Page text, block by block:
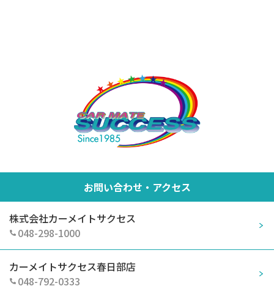
お問い合わせ・アクセス
株式会社カーメイトサクセス
048-298-1000
カーメイトサクセス春日部店
048-792-0333